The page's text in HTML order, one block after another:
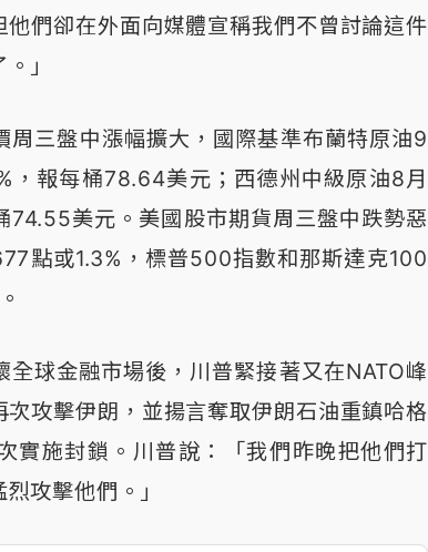
們卻在外面向媒體宣稱我們不曾討論這件
」
周三盤中漲幅擴大，國際基準布蘭特原油9
，報每桶78.64美元；西德州中級原油8月
74.55美元。美國股市期貨周三盤中跌勢惡
點或1.3%，標普500指數和那斯達克100
全球金融市場後，川普緊接著又在NATO峰
攻擊伊朗，並揚言奪取伊朗石油重鎮哈格
實施封鎖。川普說：「我們昨晚把他們打
攻擊他們。」